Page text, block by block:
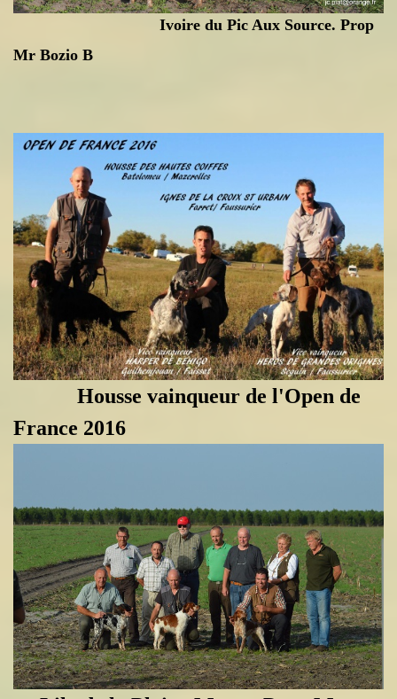
Ivoire du Pic Aux Source. Prop
Mr Bozio B
Housse vainqueur de l'Open de
France 2016